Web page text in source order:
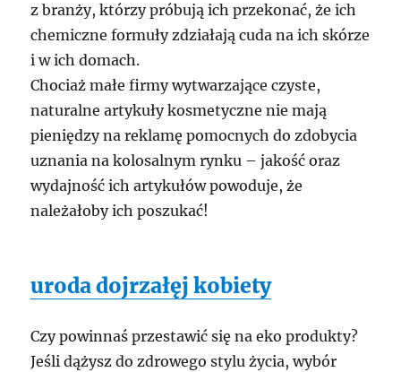
z branży, którzy próbują ich przekonać, że ich
chemiczne formuły zdziałają cuda na ich skórze
i w ich domach.
Chociaż małe firmy wytwarzające czyste,
naturalne artykuły kosmetyczne nie mają
pieniędzy na reklamę pomocnych do zdobycia
uznania na kolosalnym rynku – jakość oraz
wydajność ich artykułów powoduje, że
należałoby ich poszukać!
uroda dojrzałęj kobiety
Czy powinnaś przestawić się na eko produkty?
Jeśli dążysz do zdrowego stylu życia, wybór